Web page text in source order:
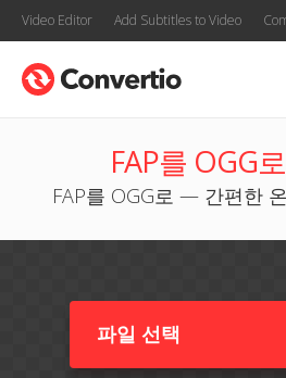
Video Editor Add Subtitles to Video
FAP를 OGG
FAP를 OGG로 — 간편한
파일 선택